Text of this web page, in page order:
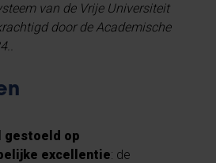
van de Vrije Universiteit
door de Academische
gestoeld op
excellentie: de